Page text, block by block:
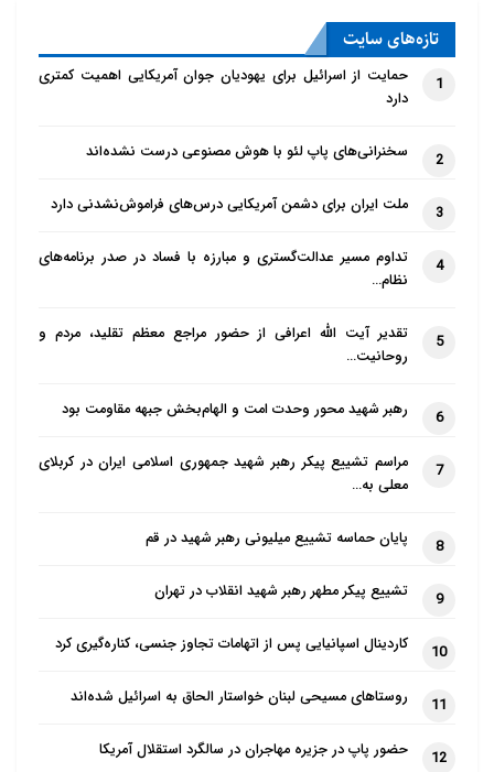
تازه‌‌های سایت
1
حمایت از اسرائیل برای یهودیان جوان آمریکایی اهمیت کمتری
دارد
2 سخنرانی‌های پاپ لئو با هوش مصنوعی درست نشده‌اند
3 ملت ایران برای دشمن آمریکایی درس‌های فراموش‌نشدنی دارد
4
تداوم مسیر عدالت‌گستری و مبارزه با فساد در صدر برنامه‌های
نظام…
5
تقدیر آیت الله اعرافی از حضور مراجع معظم تقلید، مردم و
روحانیت…
6 رهبر شهید محور وحدت امت و الهام‌بخش جبهه مقاومت بود
7
مراسم تشییع پیکر رهبر شهید جمهوری اسلامی ایران در کربلای
معلی به…
8 پایان حماسه تشییع میلیونی رهبر شهید در قم
9 تشییع پیکر مطهر رهبر شهید انقلاب در تهران
10 کاردینال اسپانیایی پس از اتهامات تجاوز جنسی، کناره‌گیری کرد
11 روستاهای مسیحی لبنان خواستار الحاق به اسرائیل شده‌اند
12 حضور پاپ در جزیره مهاجران در سالگرد استقلال آمریکا